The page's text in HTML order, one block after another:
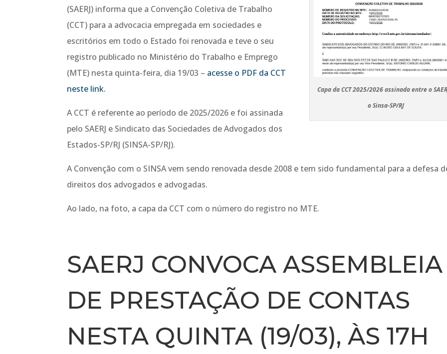
Capa da CCT 2025/2026 assinada entre o
o Sinsa-SP/RJ
(SAERJ) informa que a Convenção Coletiva de Trabalho
(CCT) para a advocacia empregada em sociedades e
escritórios em todo o Estado foi renovada e teve o seu
registro publicado no Ministério do Trabalho e Emprego
(MTE) nesta quinta-feira, dia 19/03 – acesse o PDF da CCT
neste link.
A CCT é referente ao período de 2025/2026 e foi assinada
pelo SAERJ e Sindicato das Sociedades de Advogados dos
Estados-SP/RJ (SINSA-SP/RJ).
A Convenção com o SINSA vem sendo renovada desde 2008 e tem sido fundamental para a defesa
direitos dos advogados e advogadas.
Ao lado, na foto, a capa da CCT com o número do registro no MTE.
SAERJ CONVOCA ASSEMBLEIA
DE PRESTAÇÃO DE CONTAS
NESTA QUINTA (19/03), ÀS 17H